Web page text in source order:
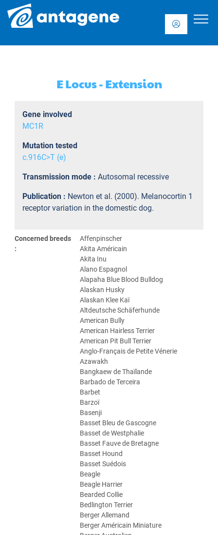
E Locus - Extension
Gene involved
MC1R
Mutation tested
c.916C>T (e)
Transmission mode : Autosomal recessive
Publication : Newton et al. (2000). Melanocortin 1
receptor variation in the domestic dog.
Concerned breeds
:
Affenpinscher
Akita Américain
Akita Inu
Alano Espagnol
Alapaha Blue Blood Bulldog
Alaskan Husky
Alaskan Klee Kaï
Altdeutsche Schäferhunde
American Bully
American Hairless Terrier
American Pit Bull Terrier
Anglo-Français de Petite Vénerie
Azawakh
Bangkaew de Thaïlande
Barbado de Terceira
Barbet
Barzoï
Basenji
Basset Bleu de Gascogne
Basset de Westphalie
Basset Fauve de Bretagne
Basset Hound
Basset Suédois
Beagle
Beagle Harrier
Bearded Collie
Bedlington Terrier
Berger Allemand
Berger Américain Miniature